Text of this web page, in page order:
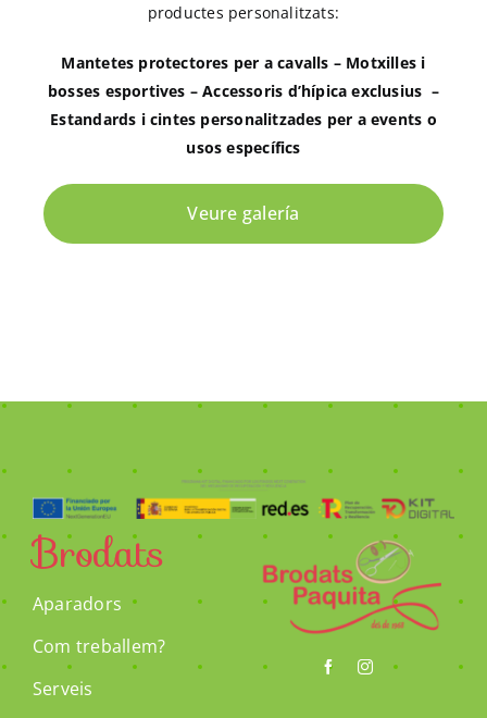
productes personalitzats:
Mantetes protectores per a cavalls – Motxilles i
bosses esportives – Accessoris d’hípica exclusius –
Estandards i cintes personalitzades per a events o
usos específics
Veure galería
Brodats
Aparadors
Com treballem?
Serveis